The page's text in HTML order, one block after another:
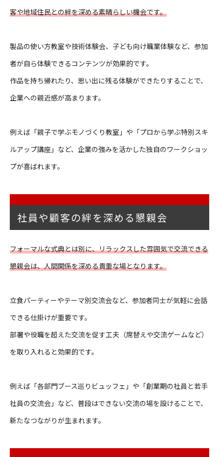
客や地域住民との絆を深める素晴らしい機会です。
製品の使い方教室や技術体験会、子ども向け職業体験など、参加
者が自ら体験できるコンテンツが効果的です。
作品を持ち帰れたり、思い出に残る体験ができたりすることで、
企業への親近感が高まります。
例えば「親子で学ぶモノづくり教室」や「プロから学ぶ特別スキ
ルアップ講座」など、企業の強みを活かした独自のワークショッ
プが喜ばれます。
社員や顧客の絆を深める懇親会
フォーマルな式典とは別に、リラックスした雰囲気で交流できる
懇親会は、人間関係を深める貴重な場となります。
立食パーティーやテーマ別交流会など、参加者同士が気軽に会話
できる仕掛けが重要です。
部署や役職を超えた交流を促す工夫（席替えや交流ゲームなど）
を取り入れると効果的です。
例えば「各部門ブース巡りビュッフェ」や「創業期の社員と若手
社員の交流会」など、普段はできない交流の場を設けることで、
新たなつながりが生まれます。